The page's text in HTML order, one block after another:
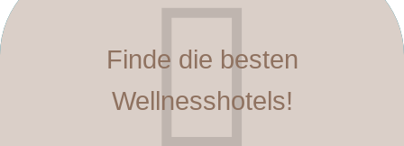
Finde die besten
Wellnesshotels!